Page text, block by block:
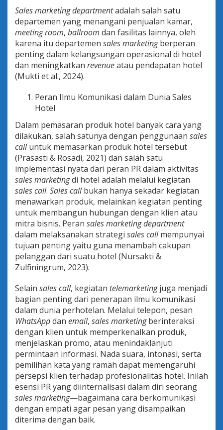
d
a
l
a
m
S
a
s
M
k
e
t
n
g
D
e
p
a
t
m
e
n
t
d
I
n
d
u
s
t
r
i
P
e
r
h
o
t
e
l
Sales marketing departmentadalah salah satu
departemen yang menangani penjualan kamar,
meeting room, ballroom dan fasilitas lainnya, oleh
karena itu departemen sales marketingberperan
penting dalam kelangsungan operasional di hotel
dan meningkatkan revenueatau pendapatan hotel
(Mukti et al., 2024).
Peran Ilmu Komunikasi dalam Dunia Sales
Hotel
Dalam pemasaran produk hotel banyak cara yang
dilakukan, salah satunya dengan penggunaan sales
calluntuk memasarkan produk hotel tersebut
(Prasasti & Rosadi, 2021) dan salah satu
implementasi nyata dari peran PR dalam aktivitas
sales marketingdi hotel adalah melalui kegiatan
sales call. Sales callbukan hanya sekadar kegiatan
menawarkan produk, melainkan kegiatan penting
untuk membangun hubungan dengan klien atau
mitra bisnis. Peran sales marketing department
dalam melaksanakan strategi sales callmempunyai
tujuan penting yaitu guna menambah cakupan
pelanggan dari suatu hotel (Nursakti &
Zulfiningrum, 2023).
Selain sales call, kegiatan telemarketingjuga menjadi
bagian penting dari penerapan ilmu komunikasi
dalam dunia perhotelan. Melalui telepon, pesan
WhatsAppdan email, sales marketingberinteraksi
dengan klien untuk memperkenalkan produk,
menjelaskan promo, atau menindaklanjuti
permintaan informasi. Nada suara, intonasi, serta
pemilihan kata yang ramah dapat memengaruhi
persepsi klien terhadap profesionalitas hotel. Inilah
esensi PR yang diinternalisasi dalam diri seorang
sales marketing—bagaimana cara berkomunikasi
dengan empati agar pesan yang disampaikan
diterima dengan baik.